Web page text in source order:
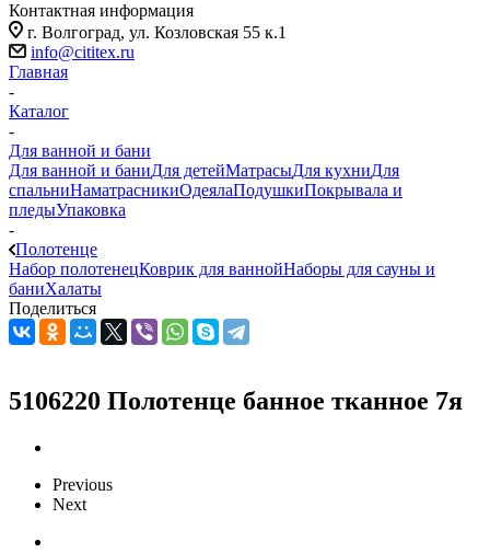
Контактная информация
г. Волгоград, ул. Козловская 55 к.1
info@cititex.ru
Главная
-
Каталог
-
Для ванной и бани
Для ванной и баниДля детейМатрасыДля кухниДля
спальниНаматрасникиОдеялаПодушкиПокрывала и
пледыУпаковка
-
Полотенце
Набор полотенецКоврик для ваннойНаборы для сауны и
баниХалаты
Поделиться
5106220 Полотенце банное тканное 7я
Previous
Next